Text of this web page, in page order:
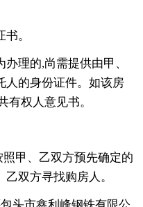
。
理的,尚需提供由甲、
人的身份证件。如该房
有权人意见书。
甲、乙双方预先确定的
双方寻找购房人。
头市鑫利峰钢铁有限公